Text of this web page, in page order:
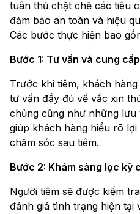
tuân thủ chặt chẽ các tiêu
đảm bảo an toàn và hiệu
Các bước thực hiện bao
Bước 1: Tư vấn và cung
Trước khi tiêm, khách
tư vấn đầy đủ về vắc xin
chủng cũng như những
giúp khách hàng hiểu rõ
chăm sóc sau tiêm.
Bước 2: Khám sàng lọc kỹ
Người tiêm sẽ được kiểm
đánh giá tình trạng hiện tại